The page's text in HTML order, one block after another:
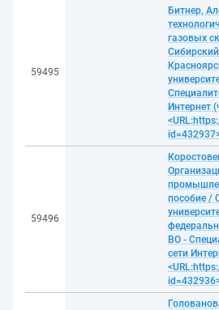
59495
Битнер,
газовых
Интернет
59496
пособие /
ВО -
сети